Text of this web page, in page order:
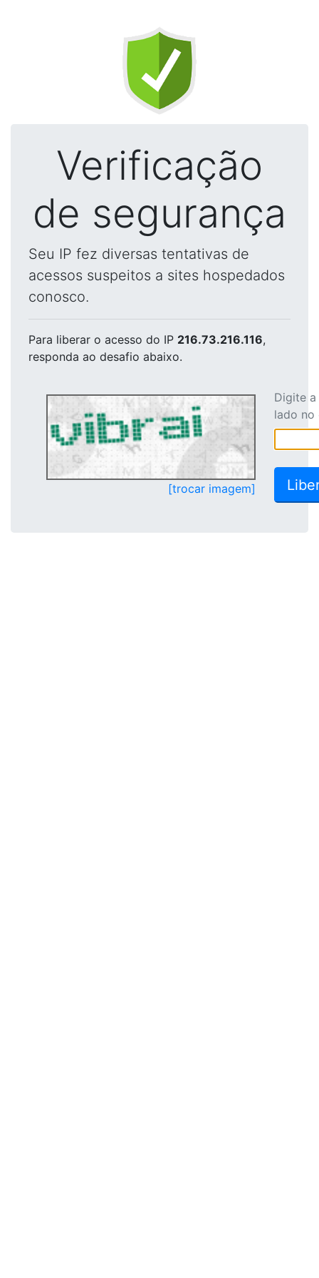
Verificação
de segurança
Seu IP fez diversas tentativas de
acessos suspeitos a sites hospedados
conosco.
Para liberar o acesso do IP 216.73.216.116,
responda ao desafio abaixo.
[trocar imagem]
Digite
lado no